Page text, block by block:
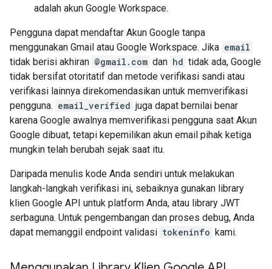
adalah akun Google Workspace.
Pengguna dapat mendaftar Akun Google tanpa
menggunakan Gmail atau Google Workspace. Jika email
tidak berisi akhiran @gmail.com dan hd tidak ada, Google
tidak bersifat otoritatif dan metode verifikasi sandi atau
verifikasi lainnya direkomendasikan untuk memverifikasi
pengguna. email_verified juga dapat bernilai benar
karena Google awalnya memverifikasi pengguna saat Akun
Google dibuat, tetapi kepemilikan akun email pihak ketiga
mungkin telah berubah sejak saat itu.
Daripada menulis kode Anda sendiri untuk melakukan
langkah-langkah verifikasi ini, sebaiknya gunakan library
klien Google API untuk platform Anda, atau library JWT
serbaguna. Untuk pengembangan dan proses debug, Anda
dapat memanggil endpoint validasi tokeninfo kami.